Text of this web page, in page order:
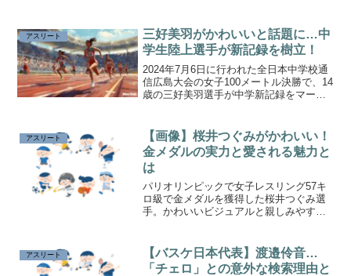
アスリート
三好美羽がかわいいと話題に…中
学生陸上選手が新記録を樹立！
2024年7月6日に行われた全日本中学校通
信広島大会の女子100メートル決勝で、14
歳の三好美羽選手が中学新記録をマー
ついて詳しくご紹介します。
アスリート
【画像】桜井つぐみがかわいい！
金メダルの実力と愛される魅力と
は
パリオリンピックで女子レスリング57キ
ロ級で金メダルを獲得した桜井つぐみ選
手。かわいいビジュアルと親しみやすい
トでの姿、そして多くのファンに愛され
る理由をご紹介します。
アスリート
【バスケ日本代表】渡邉伶音…
「チェロ」との意外な検索理由と